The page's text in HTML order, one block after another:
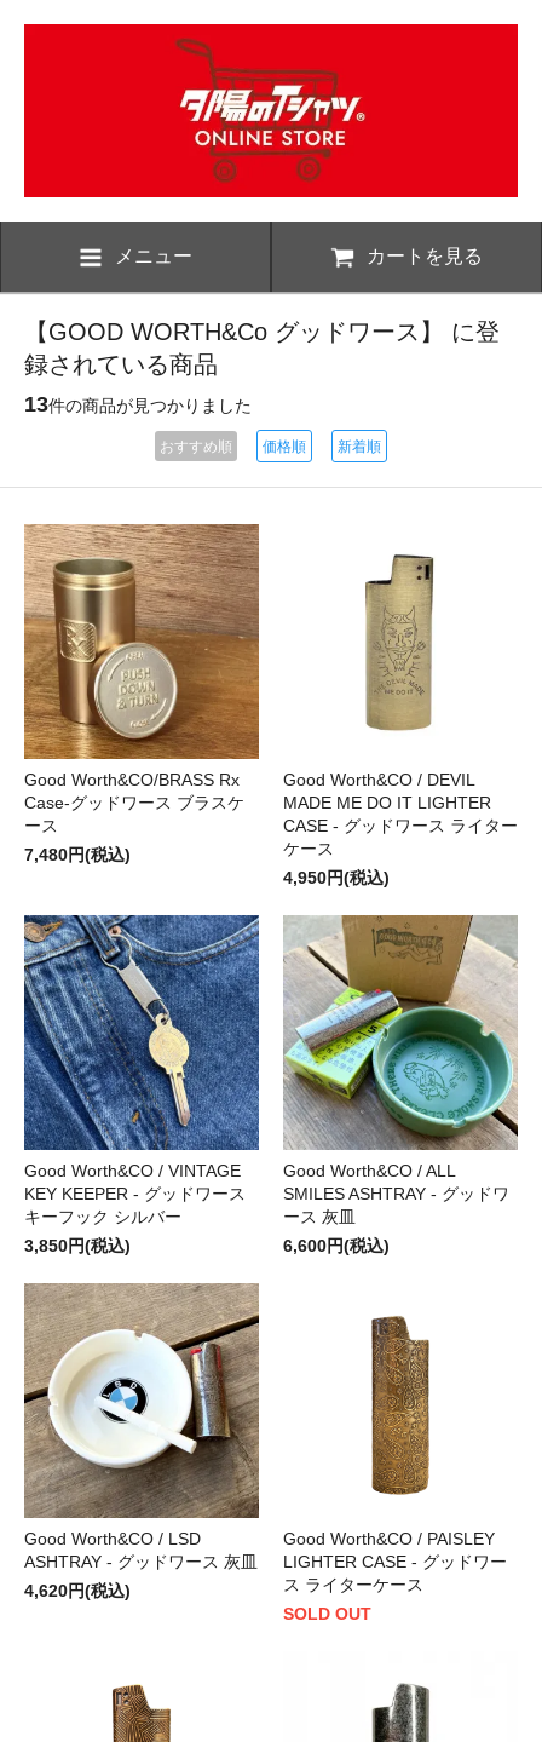
メニュー カートを見る
【GOOD WORTH&Co グッドワース】 に登
録されている商品
13件の商品が見つかりました
おすすめ順 価格順 新着順
Good Worth&CO/BRASS Rx
Case-グッドワース ブラスケ
ース
7,480円(税込)
Good Worth&CO / DEVIL
MADE ME DO IT LIGHTER
CASE - グッドワース ライター
ケース
4,950円(税込)
Good Worth&CO / VINTAGE
KEY KEEPER - グッドワース
キーフック シルバー
3,850円(税込)
Good Worth&CO / ALL
SMILES ASHTRAY - グッドワ
ース 灰皿
6,600円(税込)
Good Worth&CO / LSD
ASHTRAY - グッドワース 灰皿
4,620円(税込)
Good Worth&CO / PAISLEY
LIGHTER CASE - グッドワー
ス ライターケース
SOLD OUT